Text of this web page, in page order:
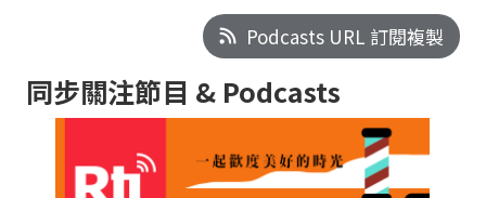
Podcasts URL 訂閱複製
同步關注節目 & Podcasts